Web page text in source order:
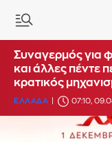
Συναγερμός για
και άλλες πέντε
κρατικός
ΕΛΛΑΔΑ 07:10,